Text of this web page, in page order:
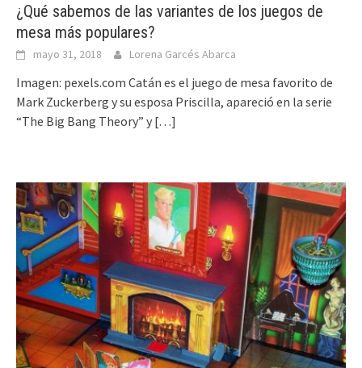
¿Qué sabemos de las variantes de los juegos de
mesa más populares?
mayo 31, 2018 Lorena Garcés Abarca
Imagen: pexels.com Catán es el juego de mesa favorito de
Mark Zuckerberg y su esposa Priscilla, apareció en la serie
“The Big Bang Theory” y […]